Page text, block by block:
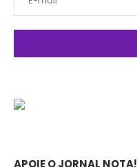
APOIE O JORNAL NOTA!